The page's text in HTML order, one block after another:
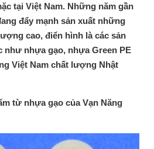
tại Việt Nam. Những năm gần
đẩy mạnh sản xuất những
cao, điển hình là các sản
như nhựa gạo, nhựa Green PE
Việt Nam chất lượng Nhật
từ nhựa gạo của Vạn Năng